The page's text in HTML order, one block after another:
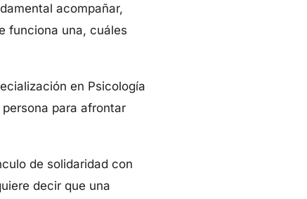
acompañar,
funciona una, cuáles
en Psicología
para afrontar
de solidaridad con
decir que una